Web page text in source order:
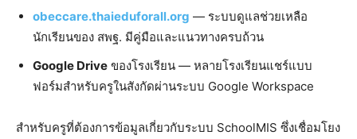
obeccare.thaieduforall.org — ระบบดูแลช่วยเหลือ
นักเรียนของ สพฐ. มีคู่มือและแนวทางครบถ้วน
Google Drive ของโรงเรียน — หลายโรงเรียนแชร์แบบ
ฟอร์มสำหรับครูในสังกัดผ่านระบบ Google Workspace
สำหรับครูที่ต้องการข้อมูลเกี่ยวกับระบบ SchoolMIS ซึ่งเชื่อมโยง